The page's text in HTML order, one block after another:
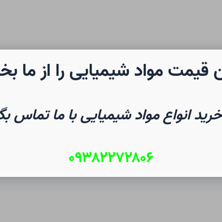
شیمی صفحه نخست
قیمت مواد شیمیایی را از ما
انواع مواد شیمیایی با ما تماس
۰۹۳۸۲۲۷۲۸۰۶